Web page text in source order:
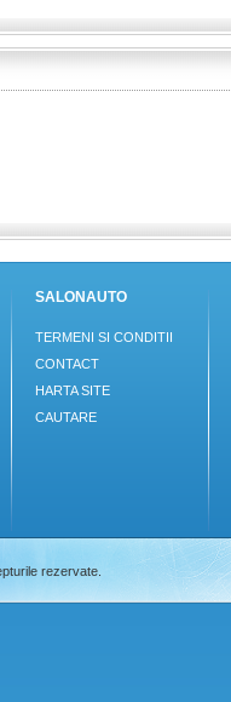
SALONAUTO
TERMENI SI CONDITII
CONTACT
HARTA SITE
CAUTARE
rezervate.